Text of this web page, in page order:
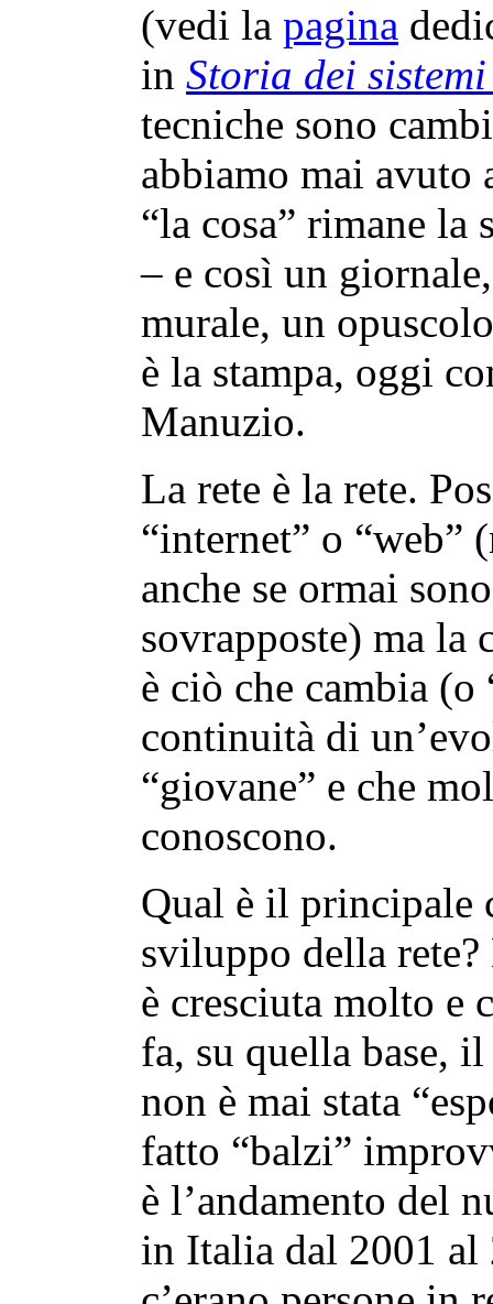
(vedi la pagina
in Storia dei
tecniche sono
abbiamo mai avuto
“la cosa” rimane
– e così un
murale, un
è la stampa, oggi
Manuzio.
La rete è la rete.
“internet” o “web”
anche se ormai
sovrapposte) ma la
è ciò che cambia
continuità di
“giovane” e che
conoscono.
Qual è il principale
sviluppo della
è cresciuta molto e
fa, su quella base,
non è mai stata
fatto “balzi”
è l’andamento del
in Italia dal 2001 al